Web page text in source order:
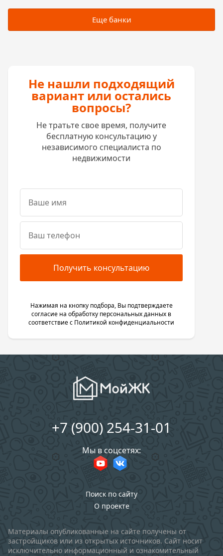
Еще банки
Не нашли подходящий
вариант или остались
вопросы?
Не тратьте свое время, получите
бесплатную консультацию у
независимого специалиста по
недвижимости
Получить консультацию
Нажимая на кнопку подбора, Вы подтверждаете
согласие на обработку персональных данных в
соответствие с Политикой конфиденциальности
+7 (900) 254-31-01
Мы в соцсетях:
Поиск по сайту
О проекте